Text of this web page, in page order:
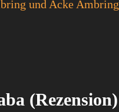
und Acke Ambring
(Rezension)